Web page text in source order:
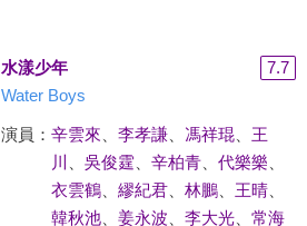
水漾少年
7.7
Water Boys
演員： 辛雲來 李孝謙、 馮祥琨、 王
川
吳俊霆、 辛柏青、 代樂樂
衣雲鶴、 繆紀君、 林鵬、 王晴、
韓秋池、 姜永波 李大光、 常海